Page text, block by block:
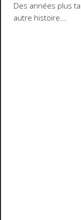
Des années plus
autre histoire...